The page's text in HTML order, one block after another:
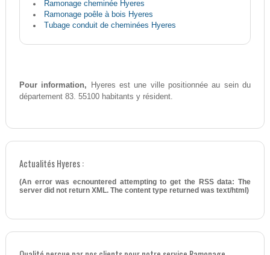
Ramonage cheminée Hyeres
Ramonage poêle à bois Hyeres
Tubage conduit de cheminées Hyeres
Pour information, Hyeres est une ville positionnée au sein du
département 83. 55100 habitants y résident.
Actualités Hyeres :
(An error was ecnountered attempting to get the RSS data: The
server did not return XML. The content type returned was text/html)